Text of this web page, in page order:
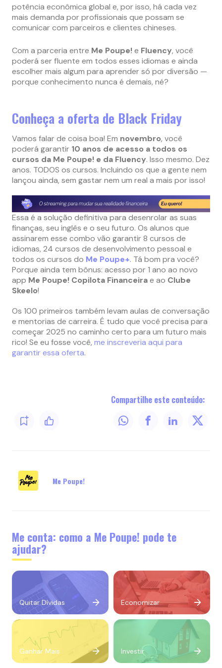
potência econômica global e, por isso, há cada vez
mais demanda por profissionais que possam se
comunicar com parceiros e clientes chineses.
Com a parceria entre Me Poupe!e Fluency, você
poderá ser fluente em todos esses idiomas e ainda
escolher mais algum para aprender só por diversão —
porque conhecimento nunca é demais, né?
Conheça a oferta de Black Friday
Vamos falar de coisa boa! Em novembro, você
poderá garantir 10 anos de acesso a todos os
cursos da Me Poupe! e da Fluency. Isso mesmo. Dez
anos. TODOS os cursos. Incluindo os que a gente nem
lançou ainda, sem gastar nem um real a mais por isso!
Essa é a solução definitiva para desenrolar as suas
finanças, seu inglês e o seu futuro. Os alunos que
assinarem esse combo vão garantir 8 cursos de
idiomas, 24 cursos de desenvolvimento pessoal e
todos os cursos do Me Poupe+. Tá bom pra você?
Porque ainda tem bônus: acesso por 1 ano ao novo
app Me Poupe! Copilota Financeirae ao Clube
Skeelo!
Os 100 primeiros também levam aulas de conversação
e mentorias de carreira. É tudo que você precisa para
começar 2025 no caminho certo para um futuro mais
rico! Se eu fosse você, me inscreveria aqui para
garantir essa oferta.
Compartilhe este conteúdo:
Me Poupe!
Me conta: como a Me Poupe! pode te
ajudar?
Quitar Dívidas Economizar
Ganhar Mais Investir